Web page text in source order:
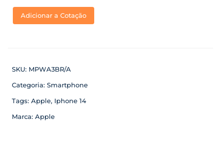
Adicionar a Cotação
SKU: MPWA3BR/A
Categoria: Smartphone
Tags: Apple, Iphone 14
Marca: Apple